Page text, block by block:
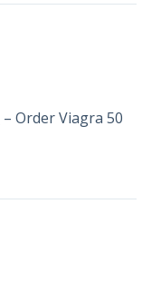
– Order Viagra 50